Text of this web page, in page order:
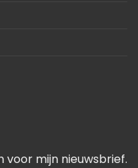
voor mijn nieuwsbrief.